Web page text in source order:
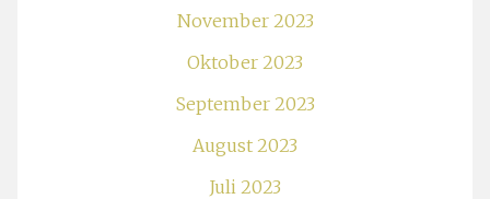
November 2023
Oktober 2023
September 2023
August 2023
Juli 2023